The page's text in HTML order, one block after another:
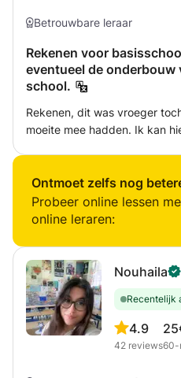
Betrouwbare leraar
Rekenen voor
eventueel de onderbouw
school.
Rekenen, dit was vroeger
moeite mee hadden. Ik kan
worden wanneer dit gewenst
rekenhuiswerk of bij
Ontmoet zelfs nog
Probeer online lessen
online leraren:
Nouhaila
Recentelijk
4.9
42 reviews60-